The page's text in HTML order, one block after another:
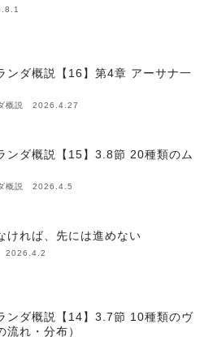
ンダ概説【16】第4章 アーサナ一
概説 2026.4.27
ンダ概説【15】3.8節 20種類のム
概説 2026.4.5
ければ、先には進めない
2026.4.2
ンダ概説【14】3.7節 10種類のヴ
流れ・分布）